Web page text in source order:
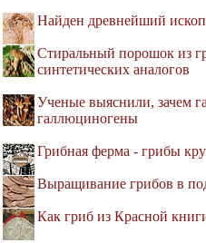
Найден древнейший
Стиральный порошок из
синтетических аналогов
Ученые выяснили, зачем
галлюциногены
Грибная ферма - грибы
Выращивание грибов в
Как гриб из Красной